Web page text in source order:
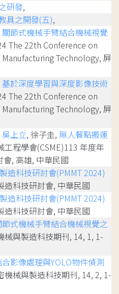
研發,
具之開發(五),
關節式機械手臂結合機械視覺
The 22th Conference on
Technology, 屏
基於深度學習與深度影像技術
The 22th Conference on
Technology, 屏
吳上立, 徐子圭, 無人餐點搬運
工程學會(CSME)113 年度年
, 高雄, 中華民國
造科技研討會(PMMT 2024)
造科技研討會, 中華民國
造科技研討會(PMMT 2024)
造科技研討會, 中華民國
節式機械手臂結合機械視覺之
械與製造科技期刊, 14, 1, 1-
合影像處理與YOLO物件偵測
機械與製造科技期刊, 14, 2, 1-